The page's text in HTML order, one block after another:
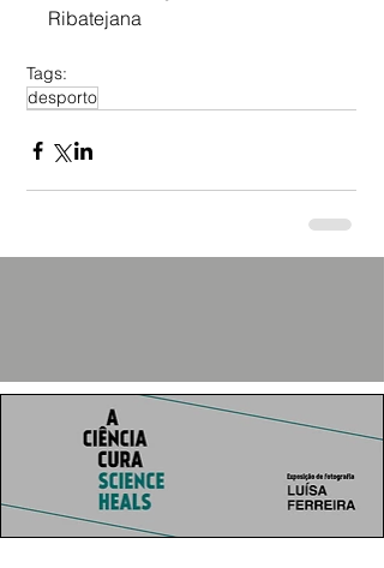
Ribatejana
Tags:
desporto